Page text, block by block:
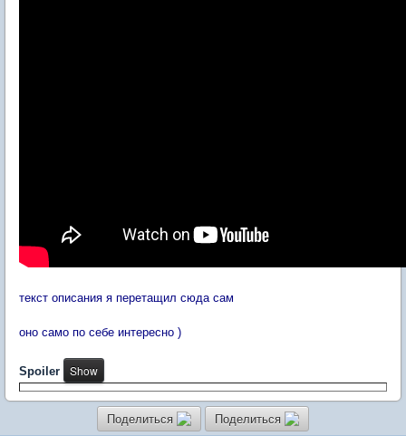
текст описания я перетащил сюда сам
оно само по себе интересно )
Spoiler
Поделиться Поделиться